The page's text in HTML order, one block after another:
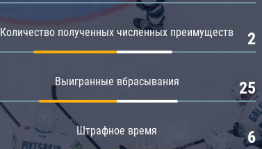
Количество полученных численных преимуществ 2
Выигранные вбрасывания 25
Штрафное время 6